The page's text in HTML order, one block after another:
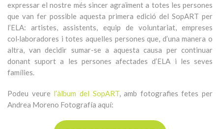
expressar el nostre més sincer agraïment a totes les persones
que van fer possible aquesta primera edició del SopART per
l’ELA: artistes, assistents, equip de voluntariat, empreses
col·laboradores i totes aquelles persones que, d’una manera o
altra, van decidir sumar-se a aquesta causa per continuar
donant suport a les persones afectades d’ELA i les seves
famílies.
Podeu veure l’àlbum del SopART, amb fotografies fetes per
Andrea Moreno Fotografía aquí: